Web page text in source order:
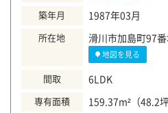
築年月 1987年03月
所在地 滑川市加島町97
地図を見る
間取 6LDK
専有面積 159.37m²（48.2坪